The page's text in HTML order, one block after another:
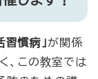
習慣病」が関係
、この教室では